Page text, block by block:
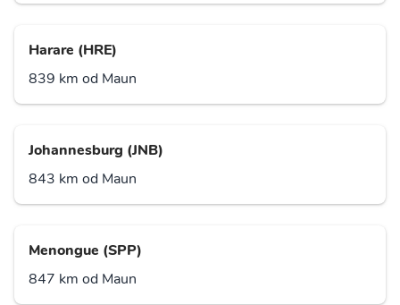
Harare (HRE)
839 km od Maun
Johannesburg (JNB)
843 km od Maun
Menongue (SPP)
847 km od Maun